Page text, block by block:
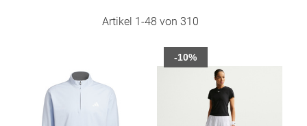
Artikel 1-48 von 310
-10%